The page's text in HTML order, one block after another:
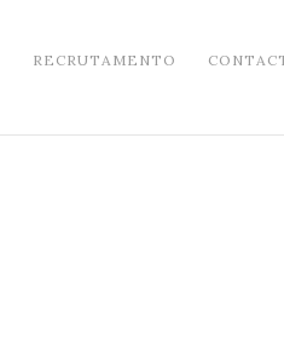
RECRUTAMENTO